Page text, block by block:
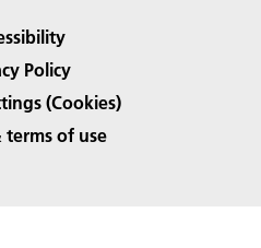
Policy
(Cookies)
terms of use